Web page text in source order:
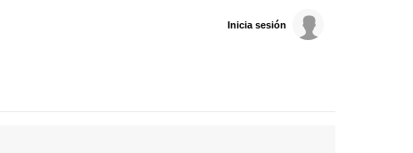
Inicia sesión